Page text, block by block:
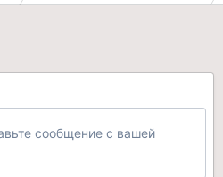
сообщение с вашей